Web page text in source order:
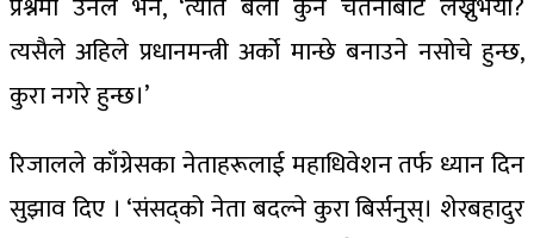
त्यसैले अहिले प्रधानमन्त्री अर्को मान्छे बनाउने नसोचे हुन्छ,
कुरा नगरे हुन्छ।’
रिजालले काँग्रेसका नेताहरूलाई महाधिवेशन तर्फ ध्यान दिन
सुझाव दिए । ‘संसद्को नेता बदल्ने कुरा बिर्सनुस्। शेरबहादुर